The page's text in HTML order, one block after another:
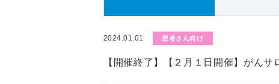
2024.01.01 患者さん向け
【開催終了】【２月１日開催】がん